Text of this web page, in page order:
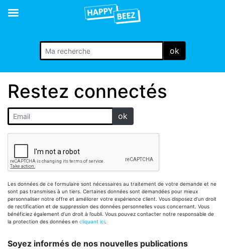
ok
Restez connectés
ok
Les données de ce formulaire sont nécessaires au traitement de votre demande et ne
sont pas transmises à un tiers. Certaines données sont demandées pour mieux
personnaliser notre offre et améliorer votre expérience client. Vous disposez d’un droit
de rectification et de suppression des données personnelles vous concernant. Vous
bénéficiez également d’un droit à l’oubli. Vous pouvez contacter notre responsable de
la protection des données en cliquant ici.
Soyez informés de nos nouvelles publications